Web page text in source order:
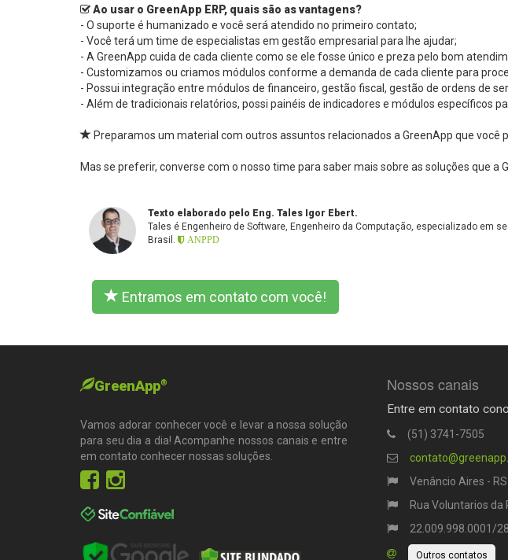
Ao usar o GreenApp ERP, quais são as vantagens?
- O suporte é humanizado e você será atendido no primeiro contato;
- Você terá um time de especialistas em gestão empresarial para lhe ajudar;
- A GreenApp cuida de cada cliente como se ele fosse único e preza pelo bom
- Customizamos ou criamos módulos conforme a demanda de cada cliente para
- Possui integração entre módulos de financeiro, gestão fiscal, gestão de ordens de
- Além de tradicionais relatórios, possi painéis de indicadores e módulos específicos
Preparamos um material com outros assuntos relacionados a GreenApp que você
Mas se preferir, converse com o nosso time para saber mais sobre as soluções que
Texto elaborado pelo Eng. Tales Igor Ebert.
Tales é Engenheiro de Software, Engenheiro da Computação, especializado em
Brasil.
ANPPD
Entramos em contato com você!
GreenApp®
Vamos adorar conhecer você e levar a nossa solução
para seu dia a dia! Acompanhe nossos canais e entre
em contato conhecer nossas soluções.
Nossos canais
Entre em contato
(51) 3741-7505
Venâncio Aires - RS
Rua Voluntarios da
22.009.998.0001/28
Outros contatos